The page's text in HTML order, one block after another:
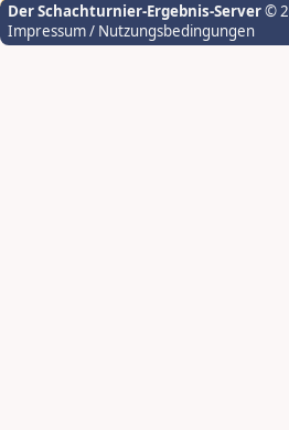
Der Schachturnier-Ergebnis-Server©
Impressum / Nutzungsbedingungen